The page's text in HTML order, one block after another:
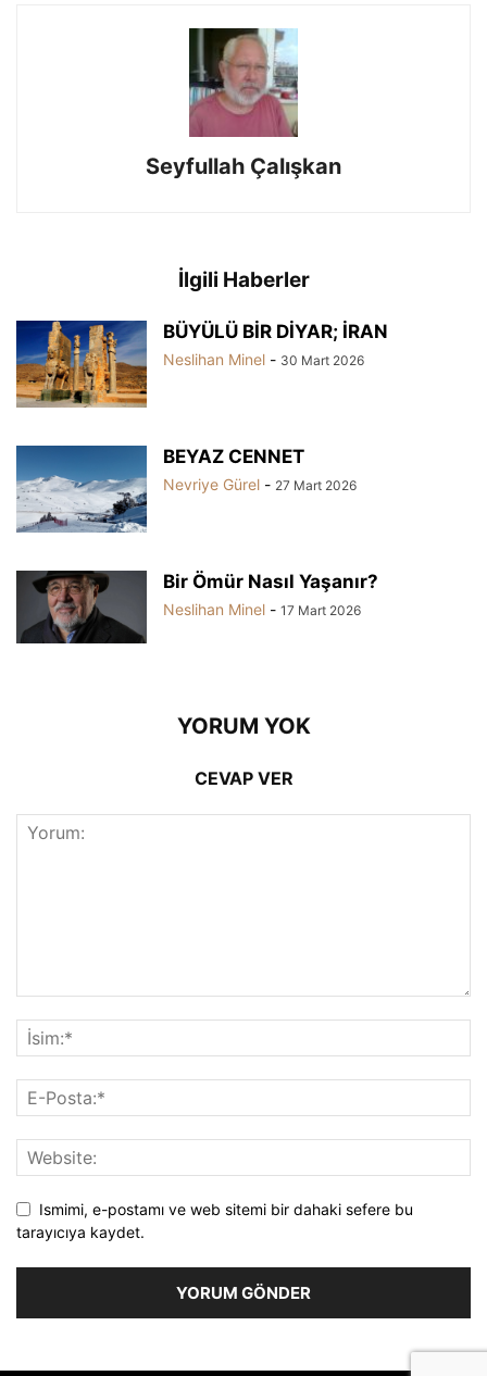
Seyfullah Çalışkan
İlgili Haberler
BÜYÜLÜ BİR DİYAR; İRAN
Neslihan Minel - 30 Mart 2026
BEYAZ CENNET
Nevriye Gürel - 27 Mart 2026
Bir Ömür Nasıl Yaşanır?
Neslihan Minel - 17 Mart 2026
YORUM YOK
CEVAP VER
Ismimi, e-postamı ve web sitemi bir dahaki sefere bu
tarayıcıya kaydet.